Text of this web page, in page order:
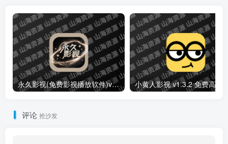
永久影视(免费影视播放软件)v1.1.8 解锁去广告纯净版
评论 抢沙发